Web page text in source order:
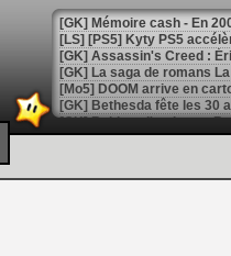
[Mo5] DOOM arrive en
[GK] Bethesda fête les 30
[GK] Roblox : l'action en
[GK] Agenda - GeForce
[LS] [PS5] ps5-y2jb-